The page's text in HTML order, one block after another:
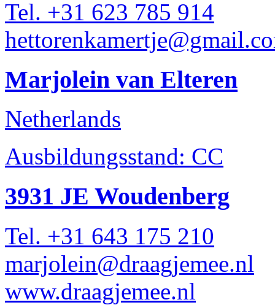
Tel. +31 623 785 914
Marjolein van Elteren
Netherlands
Ausbildungsstand: CC
3931 JE Woudenberg
Tel. +31 643 175 210
marjolein@draagjemee.nl
www.draagjemee.nl